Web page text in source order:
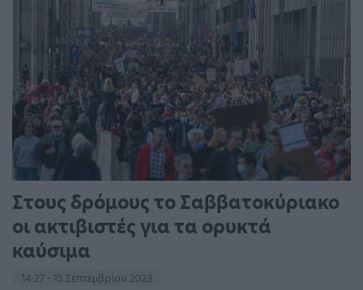
Στους δρόμους το Σαββατοκύριακο
οι ακτιβιστές για τα ορυκτά
καύσιμα
14:27 - 15 Σεπτεμβρίου 2023